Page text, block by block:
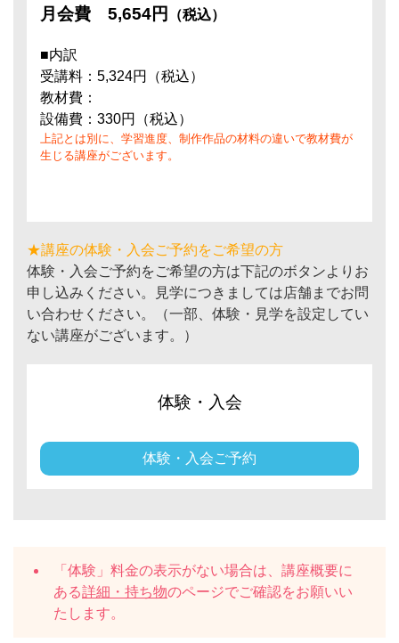
月会費 5,654円 （税込）
■内訳
受講料：5,324円（税込）
教材費：
設備費：330円（税込）
上記とは別に、学習進度、制作作品の材料の違いで教材費が
生じる講座がございます。
★講座の体験・入会ご予約をご希望の方
体験・入会ご予約をご希望の方は下記のボタンよりお
申し込みください。見学につきましては店舗までお問
い合わせください。（一部、体験・見学を設定してい
ない講座がございます。）
体験・入会
体験・入会ご予約
「体験」料金の表示がない場合は、講座概要に
ある詳細・持ち物のページでご確認をお願いい
たします。